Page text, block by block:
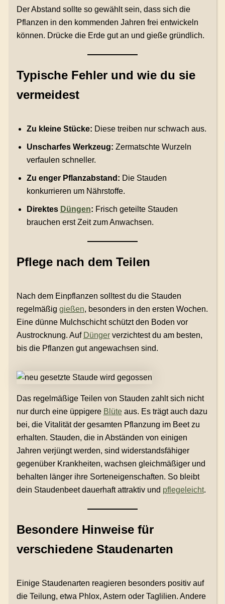
Der Abstand sollte so gewählt sein, dass sich die
Pflanzen in den kommenden Jahren frei entwickeln
können. Drücke die Erde gut an und gieße gründlich.
Typische Fehler und wie du sie
vermeidest
Zu kleine Stücke: Diese treiben nur schwach aus.
Unscharfes Werkzeug: Zermatschte Wurzeln
verfaulen schneller.
Zu enger Pflanzabstand: Die Stauden
konkurrieren um Nährstoffe.
Direktes Düngen: Frisch geteilte Stauden
brauchen erst Zeit zum Anwachsen.
Pflege nach dem Teilen
Nach dem Einpflanzen solltest du die Stauden
regelmäßig gießen, besonders in den ersten Wochen.
Eine dünne Mulchschicht schützt den Boden vor
Austrocknung. Auf Düngerverzichtest du am besten,
bis die Pflanzen gut angewachsen sind.
Das regelmäßige Teilen von Stauden zahlt sich nicht
nur durch eine üppigere Blüteaus. Es trägt auch dazu
bei, die Vitalität der gesamten Pflanzung im Beet zu
erhalten. Stauden, die in Abständen von einigen
Jahren verjüngt werden, sind widerstandsfähiger
gegenüber Krankheiten, wachsen gleichmäßiger und
behalten länger ihre Sorteneigenschaften. So bleibt
dein Staudenbeet dauerhaft attraktiv und pflegeleicht.
Besondere Hinweise für
verschiedene Staudenarten
Einige Staudenarten reagieren besonders positiv auf
die Teilung, etwa Phlox, Astern oder Taglilien. Andere